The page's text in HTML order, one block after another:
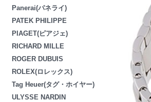
Panerai(パネライ)
PATEK PHILIPPE
PIAGET(ピアジェ)
RICHARD MILLE
ROGER DUBUIS
ROLEX(ロレックス)
Tag Heuer(タグ・ホイヤー)
ULYSSE NARDIN